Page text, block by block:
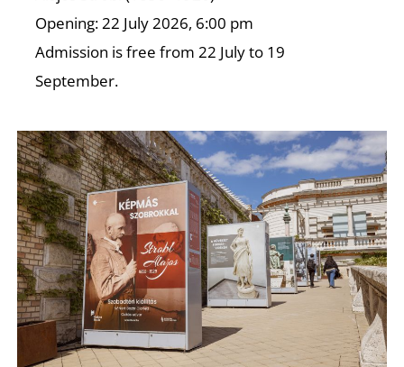
Opening: 22 July 2026, 6:00 pm
Admission is free from 22 July to 19
September.